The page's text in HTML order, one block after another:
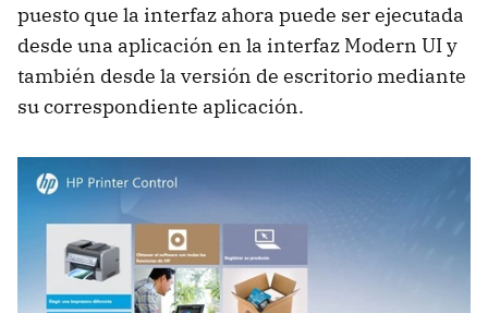
puesto que la interfaz ahora puede ser ejecutada
desde una aplicación en la interfaz Modern UI y
también desde la versión de escritorio mediante
su correspondiente aplicación.